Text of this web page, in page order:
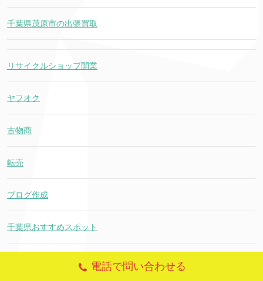
千葉県茂原市の出張買取
リサイクルショップ開業
ヤフオク
古物商
転売
ブログ作成
千葉県おすすめスポット
電話で問い合わせる